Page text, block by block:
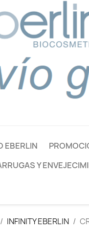
EBERLIN
Y
INFINITY EBERLIN